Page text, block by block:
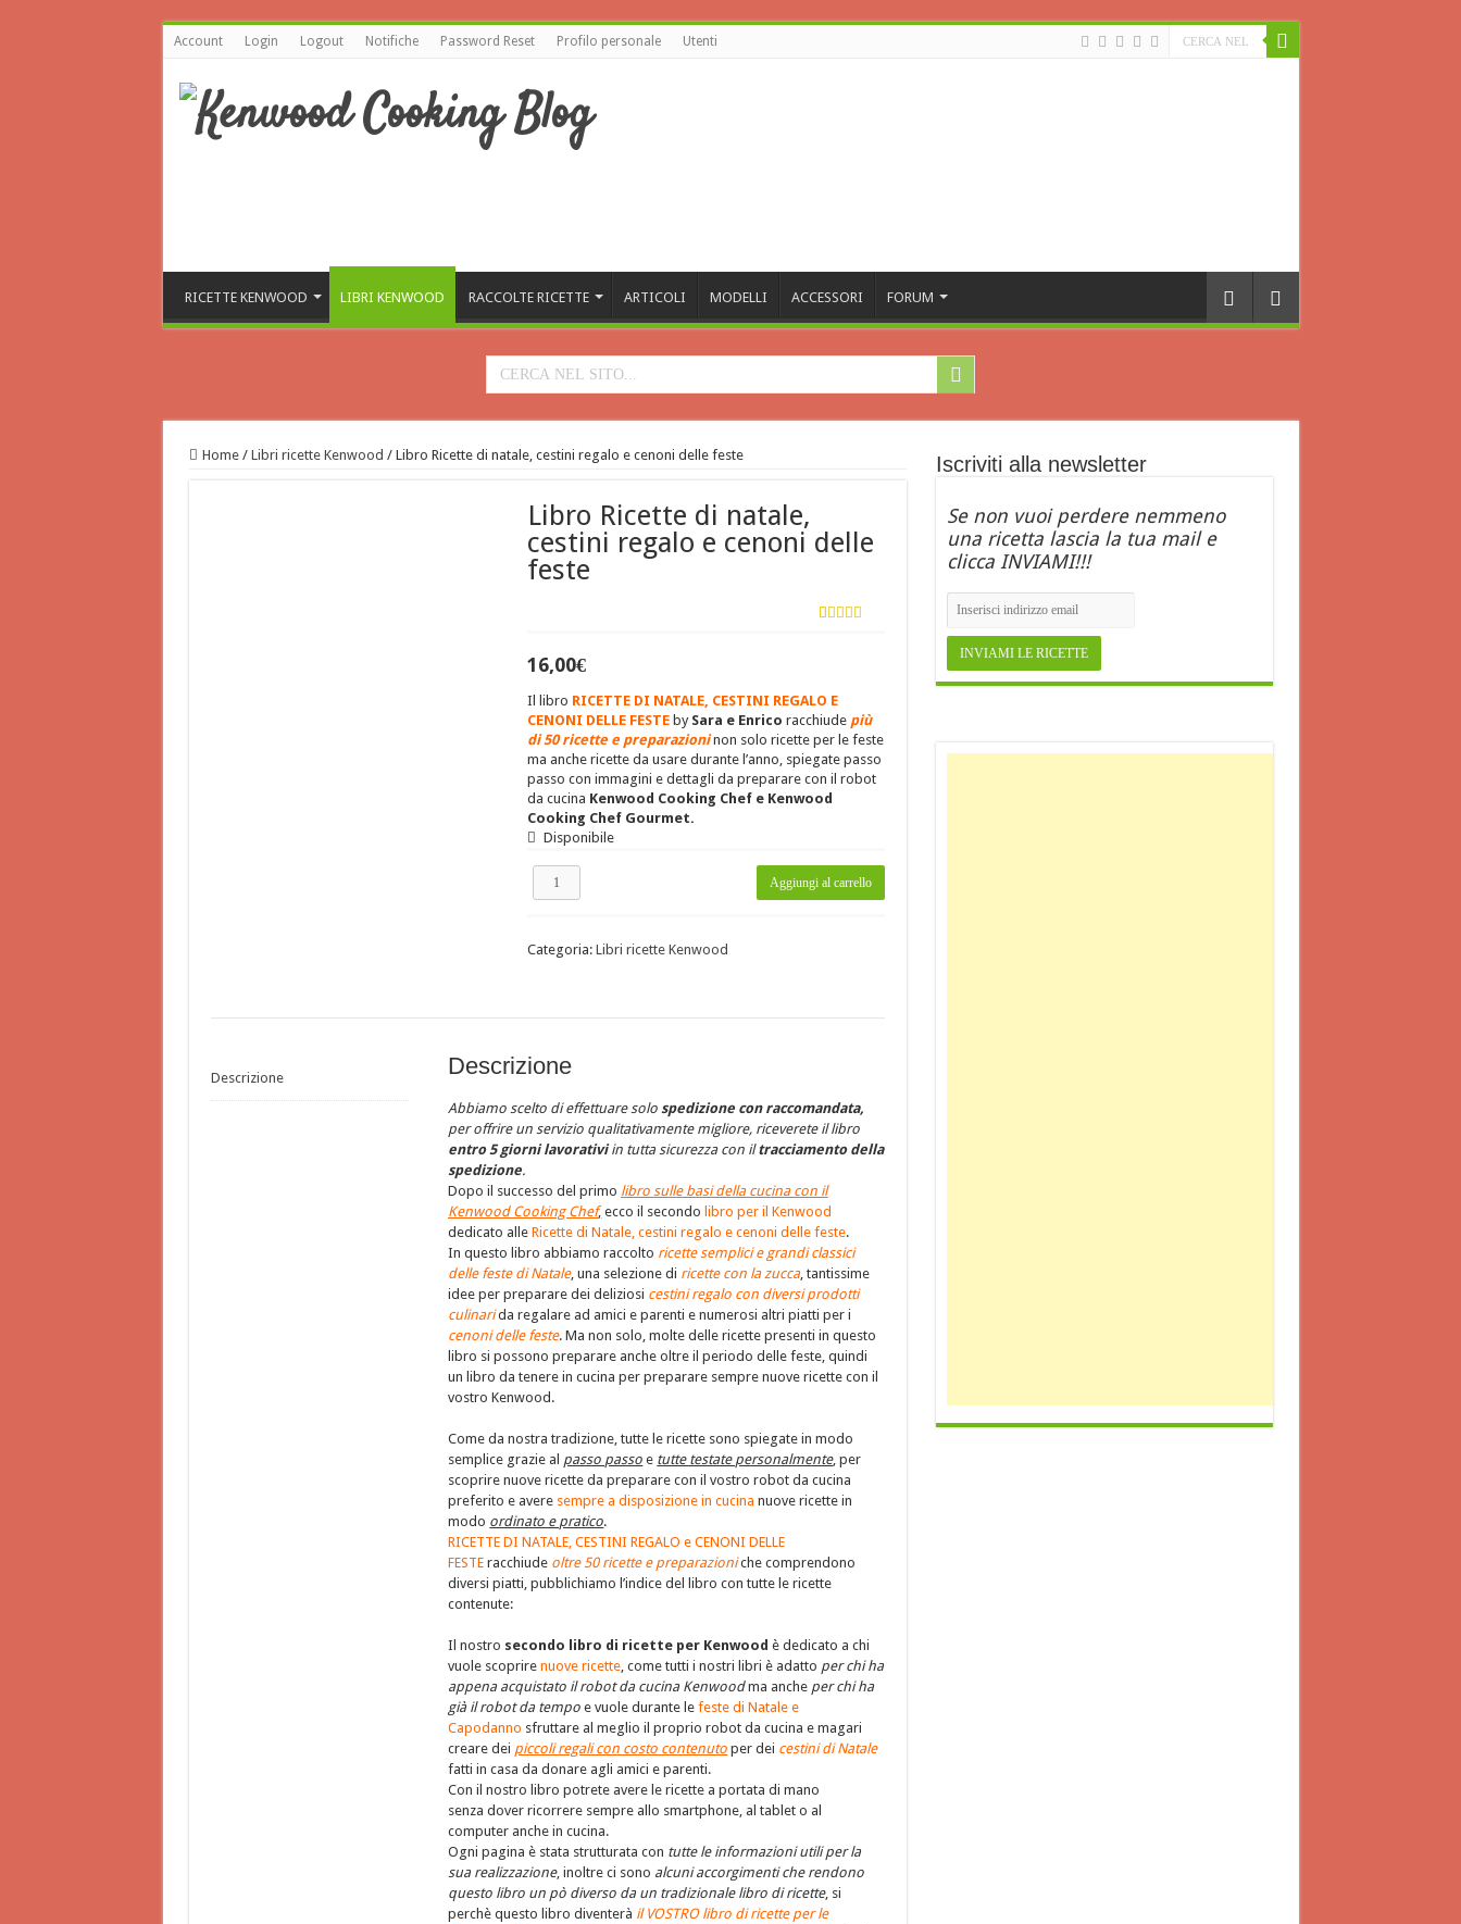
Account Login Logout Notifiche Password Reset Profilo personale Utenti
RICETTE KENWOOD LIBRI KENWOOD RACCOLTE RICETTE ARTICOLI MODELLI ACCESSORI FORUM
Home / Libri ricette Kenwood / Libro Ricette di natale, cestini regalo e cenoni delle feste
Libro Ricette di natale,
cestini regalo e cenoni delle
feste
recensioni
16,00€
Il libro RICETTE DI NATALE, CESTINI REGALO E
CENONI DELLE FESTE by Sara e Enrico racchiude più
di 50 ricette e preparazioninon solo ricette per le feste
ma anche ricette da usare durante l’anno, spiegate passo
passo con immagini e dettagli da preparare con il robot
da cucina Kenwood Cooking Chef e Kenwood
Cooking Chef Gourmet.
Disponibile
Libro
cestini
quantità
Aggiungi al carrello
Categoria:Libri ricette Kenwood
Descrizione Descrizione
Abbiamo scelto di effettuare solo spedizione con raccomandata,
per offrire un servizio qualitativamente migliore, riceverete il libro
entro 5 giorni lavorativiin tutta sicurezza con iltracciamento della
spedizione.
Dopo il successo del primo libro sulle basi della cucina con il
Kenwood Cooking Chef, ecco il secondolibro per il Kenwood
dedicato alleRicette di Natale, cestini regalo e cenoni delle feste.
In questo libro abbiamo raccolto ricette semplici e grandi classici
delle feste di Natale, una selezione di ricette con la zucca, tantissime
idee per preparare dei deliziosi cestini regalo con diversi prodotti
culinarida regalare ad amici e parenti e numerosi altri piatti per i
cenoni delle feste. Ma non solo, molte delle ricette presenti in questo
libro si possono preparare anche oltre il periodo delle feste, quindi
un libro da tenere in cucina per preparare sempre nuove ricette con il
vostro Kenwood.
Come da nostra tradizione, tutte le ricette sono spiegate in modo
semplice grazie al passo passo e tutte testate personalmente, per
scoprire nuove ricette da preparare con il vostro robot da cucina
preferito e avere sempre a disposizione in cucina nuove ricette in
modo ordinato e pratico.
RICETTE DI NATALE, CESTINI REGALO e CENONI DELLE
FESTE racchiude oltre 50 ricette e preparazioniche comprendono
diversi piatti, pubblichiamo l’indice del libro con tutte le ricette
contenute:
Il nostro secondo libro di ricette per Kenwood è dedicato a chi
vuole scoprirenuove ricette , come tutti i nostri libri è adatto per chi ha
appena acquistato il robot da cucina Kenwoodma anche per chi ha
già il robot da tempo e vuole durante lefeste di Natale e
Capodanno sfruttare al meglio il proprio robot da cucina e magari
creare dei piccoli regali con costo contenuto per dei cestini di Natale
fatti in casa da donare agli amici e parenti.
Con il nostro libro potrete avere le ricette a portata di mano
senza dover ricorrere sempre allo smartphone, al tablet o al
computer anche in cucina.
Ogni pagina è stata strutturata con tutte le informazioni utili per la
sua realizzazione, inoltre ci sono alcuni accorgimenti che rendono
questo libro un pò diverso da un tradizionale libro di ricette, si
perchè questo libro diventerà il VOSTRO libro di ricette per le
Iscriviti alla newsletter
Se non vuoi perdere nemmeno
una ricetta lascia la tua mail e
clicca INVIAMI!!!